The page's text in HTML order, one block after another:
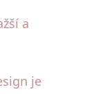
a
je